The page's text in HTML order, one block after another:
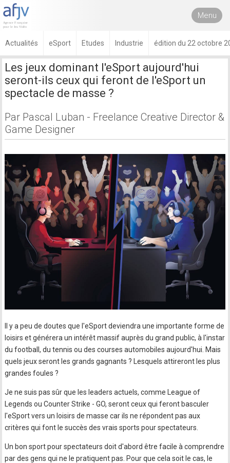
Menu
Actualités eSport Etudes Industrie édition du 22 octobre
Les jeux dominant l'eSport aujourd'hui
seront-ils ceux qui feront de l'eSport un
spectacle de masse ?
Par Pascal Luban - Freelance Creative Director &
Game Designer
Il y a peu de doutes que l'eSport deviendra une importante forme de
loisirs et générera un intérêt massif auprès du grand public, à l'instar
du football, du tennis ou des courses automobiles aujourd'hui. Mais
quels jeux seront les grands gagnants ? Lesquels attireront les plus
grandes foules ?
Je ne suis pas sûr que les leaders actuels, comme League of
Legends ou Counter Strike - GO, seront ceux qui feront basculer
l'eSport vers un loisirs de masse car ils ne répondent pas aux
critères qui font le succès des vrais sports pour spectateurs.
Un bon sport pour spectateurs doit d'abord être facile à comprendre
par des gens qui ne le pratiquent pas. Pour que cela soit le cas, le